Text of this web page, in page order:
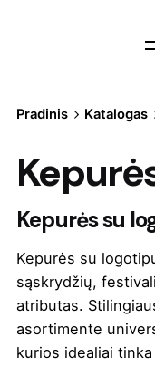
Pradinis Katalogas
Kepurės su
Kepurės su
sąskrydžių,
atributas.
asortimente
kurios idealiai